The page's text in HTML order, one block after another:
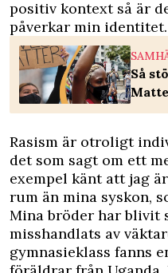
positiv kontext så är
påverkar min identitet.
Så
Rasism är otroligt
det som sagt om ett
exempel känt att jag
rum än mina syskon,
Mina bröder har blivit
misshandlats av
gymnasieklass fanns